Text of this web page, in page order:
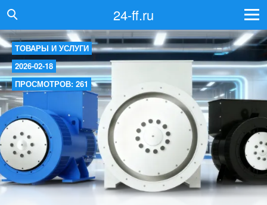
24-ff.ru
ТОВАРЫ И УСЛУГИ
2026-02-18
ПРОСМОТРОВ: 261